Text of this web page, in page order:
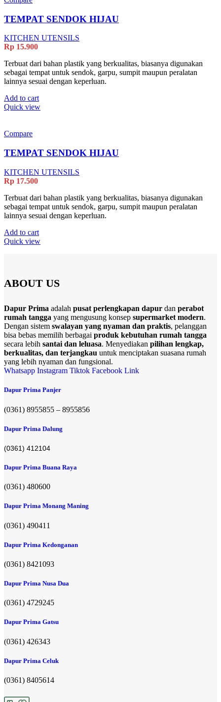
TEMPAT SENDOK HIJAU
KITCHEN UTENSILS
Rp 15.900
Terbuat dari bahan plastik yang berkualitas, biasanya digunakan
sebagai tempat untuk sendok, garpu, sumpit maupun peralatan
lainnya sesuai dengan keperluan.
Add to cart
Quick view
Compare
TEMPAT SENDOK HIJAU
KITCHEN UTENSILS
Rp 17.500
Terbuat dari bahan plastik yang berkualitas, biasanya digunakan
sebagai tempat untuk sendok, garpu, sumpit maupun peralatan
lainnya sesuai dengan keperluan.
Add to cart
Quick view
ABOUT US
Dapur Prima adalah pusat perlengkapan dapur dan perabot
rumah tangga yang mengusung konsep supermarket modern.
Dengan sistem swalayan yang nyaman dan praktis, pelanggan
bisa bebas memilih berbagai produk kebutuhan rumah tangga
secara lebih santai dan leluasa. Menyediakan pilihan lengkap,
berkualitas, dan terjangkau untuk menciptakan suasana rumah
yang lebih nyaman dan fungsional.
Whatsapp Instagram Tiktok Facebook Link
Dapur Prima Panjer
(0361) 8955855 – 8955856​
Dapur Prima Dalung
(0361) 412104
Dapur Prima Buana Raya
(0361) 480600
Dapur Prima Monang Maning
(0361) 490411​
Dapur Prima Kedonganan
(0361) 8421093
Dapur Prima Nusa Dua
(0361) 4729245
Dapur Prima Gatsu
(0361) 426343
Dapur Prima Celuk
(0361) 8405614